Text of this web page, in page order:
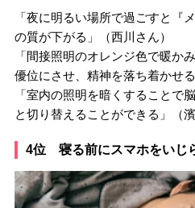
「夜に明るい場所で過ごすと『
の質が下がる」（西川さん）
「間接照明のオレンジ色で暖か
優位にさせ、精神を落ち着かせ
「室内の照明を暗くすることで
と切り替えることができる」（濱
4位 寝る前にスマホをいじ